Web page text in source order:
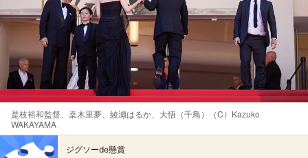
是枝裕和監督、桒木里夢、綾瀬はるか、大悟（千鳥）（C）Kazuko
WAKAYAMA
ジグソーde懸賞